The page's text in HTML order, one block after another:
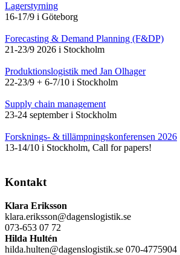
Lagerstyrning
16-17/9 i Göteborg
Forecasting & Demand Planning (F&DP)
21-23/9 2026 i Stockholm
Produktionslogistik med Jan Olhager
22-23/9 + 6-7/10 i Stockholm
Supply chain management
23-24 september i Stockholm
Forsknings- & tillämpningskonferensen 2026
13-14/10 i Stockholm, Call for papers!
Kontakt
Klara Eriksson
klara.eriksson@dagenslogistik.se
073-653 07 72
Hilda Hultén
hilda.hulten@dagenslogistik.se 070-4775904